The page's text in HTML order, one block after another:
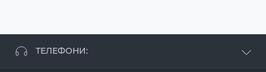
ТЕЛЕФОНИ: